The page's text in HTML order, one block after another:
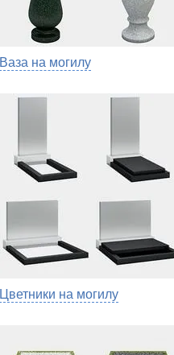
Ваза на могилу
Цветники на могилу